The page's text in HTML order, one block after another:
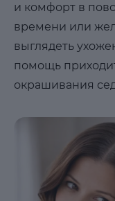
и комфорт в
времени или
выглядеть
помощь
окрашивания